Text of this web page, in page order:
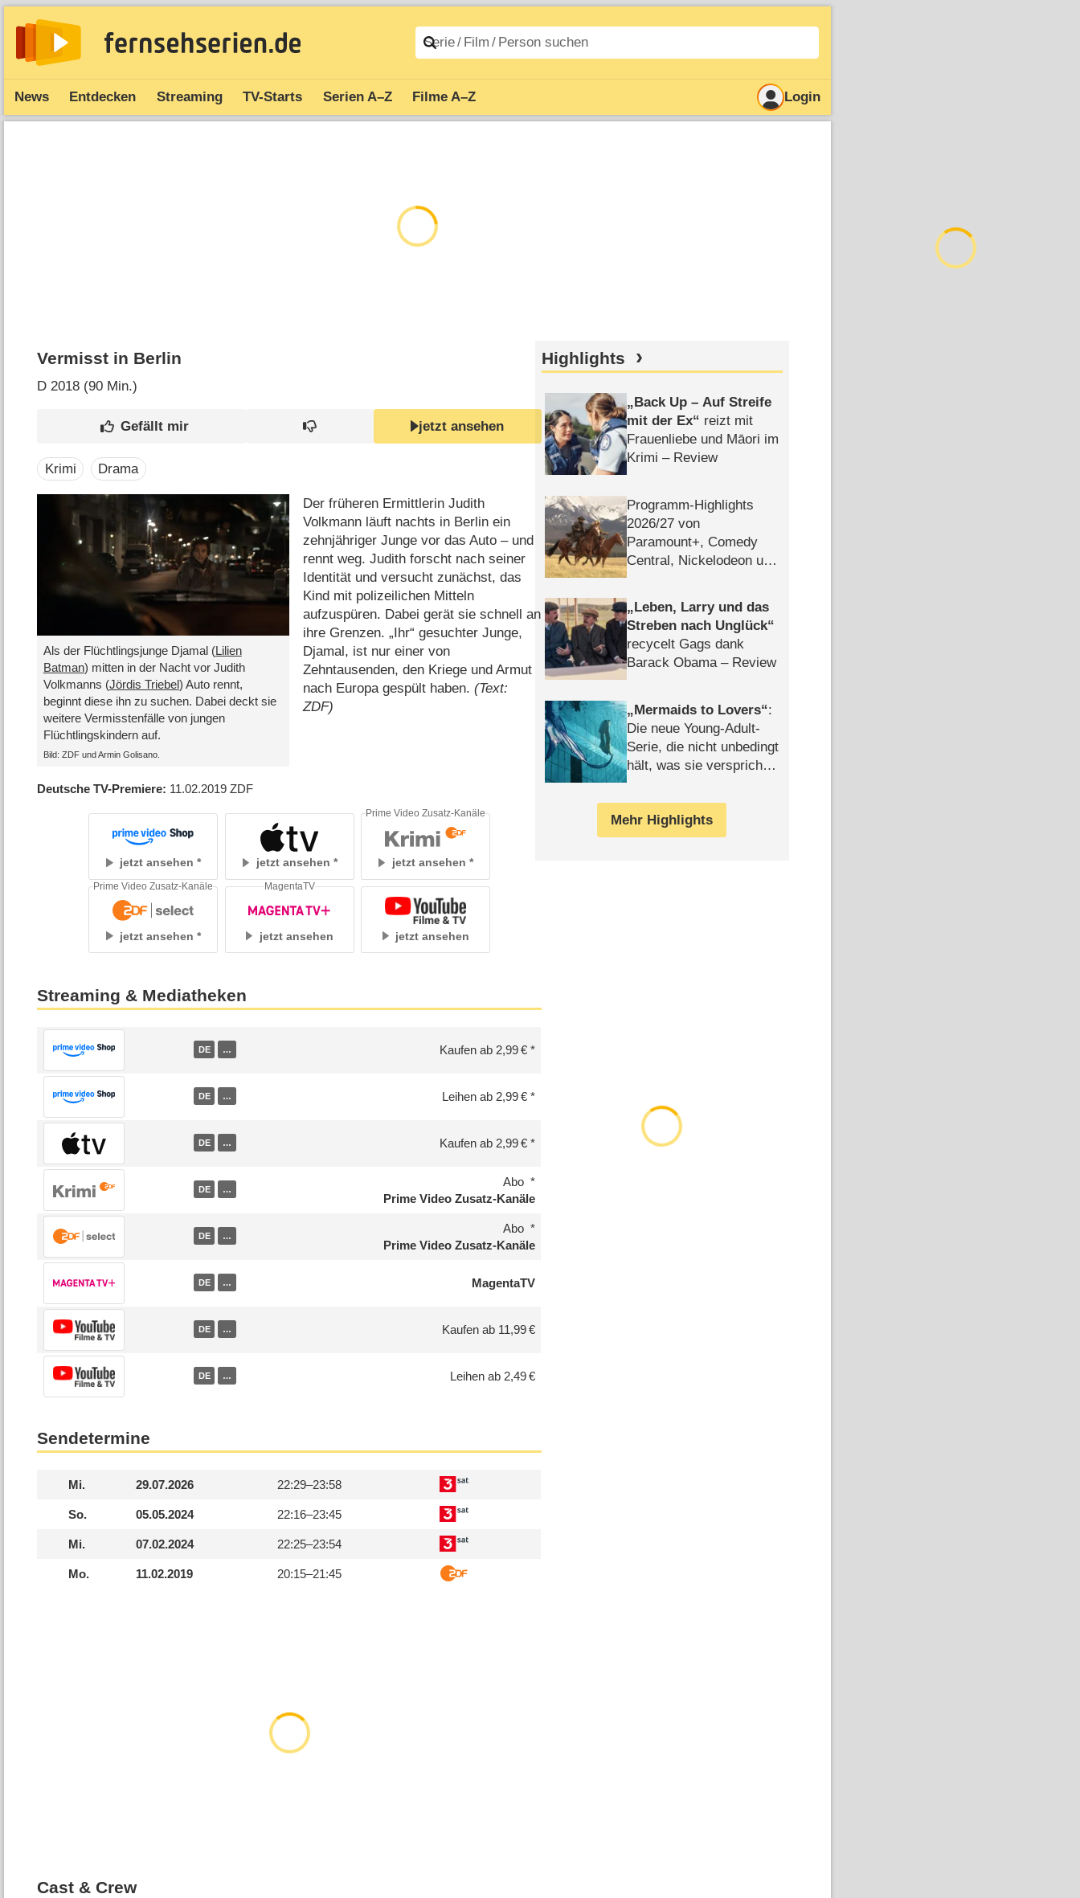
News Entdecken Streaming TV-Starts Serien A–Z Filme A–Z Login
Vermisst in Berlin
D 2018 (90 Min.)
jetzt ansehen
Krimi Drama
Als der Flüchtlingsjunge Djamal (Lilien
Batman) mitten in der Nacht vor Judith
Volkmanns (Jördis Triebel) Auto rennt,
beginnt diese ihn zu suchen. Dabei deckt sie
weitere Vermisstenfälle von jungen
Flüchtlingskindern auf.
Bild: ZDF und Armin Golisano.
Der früheren Ermittlerin Judith
Volkmann läuft nachts in Berlin ein
zehnjähriger Junge vor das Auto – und
rennt weg. Judith forscht nach seiner
Identität und versucht zunächst, das
Kind mit polizeilichen Mitteln
aufzuspüren. Dabei gerät sie schnell an
ihre Grenzen. „Ihr“ gesuchter Junge,
Djamal, ist nur einer von
Zehntausenden, den Kriege und Armut
nach Europa gespült haben.(Text:
ZDF)
Deutsche TV-Premiere 11.02.2019 ZDF
jetzt ansehen jetzt ansehen jetzt ansehen
Prime Video Zusatz-Kanäle
jetzt ansehen
Prime Video Zusatz-Kanäle
jetzt ansehen
MagentaTV
jetzt ansehen
Streaming & Mediatheken
DE … Kaufen ab 2,99 €
DE … Leihen ab 2,99 €
DE … Kaufen ab 2,99 €
DE …
Abo
Prime Video Zusatz-Kanäle
DE …
Abo
Prime Video Zusatz-Kanäle
DE … MagentaTV
DE … Kaufen ab 11,99 €
DE … Leihen ab 2,49 €
Sendetermine
Mi. 29.07.2026 22:29–23:58
So. 05.05.2024 22:16–23:45
Mi. 07.02.2024 22:25–23:54
Mo. 11.02.2019 20:15–21:45
Cast & Crew
Highlights
Back Up – Auf Streife
mit der Ex
reizt mit
Frauenliebe und Māori im
Krimi – Review
Programm-Highlights
2026/​27 von
Paramount+, Comedy
Central, Nickelodeon und
Leben, Larry und das
Streben nach Unglück
recycelt Gags dank
Barack Obama – Review
Mermaids to Lovers :
Die neue Young-Adult-
Serie, die nicht unbedingt
hält, was sie verspricht –
Mehr Highlights